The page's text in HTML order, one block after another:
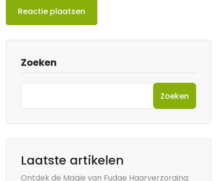
Zoeken
Zoeken
Laatste artikelen
Ontdek de Magie van Fudge Haarverzorging: